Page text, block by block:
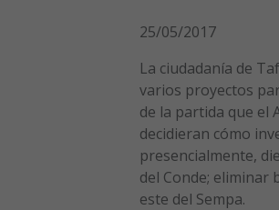
25/05/2017
La ciudadanía de
varios proyectos
de la partida que el
decidieran cómo
presencialmente,
del Conde; eliminar
este del Sempa.